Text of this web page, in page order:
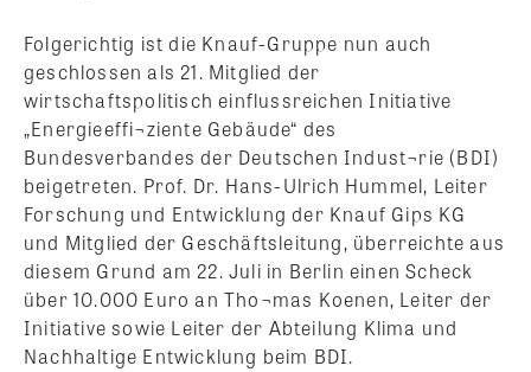
Folgerichtig ist die Knauf-Gruppe nun auch
geschlossen als 21. Mitglied der
wirtschaftspolitisch einflussreichen Initiative
„Energieeffi¬ziente Gebäude“ des
Bundesverbandes der Deutschen Indust¬rie (BDI)
beigetreten. Prof. Dr. Hans-Ulrich Hummel, Leiter
Forschung und Entwicklung der Knauf Gips KG
und Mitglied der Geschäftsleitung, überreichte aus
diesem Grund am 22. Juli in Berlin einen Scheck
über 10.000 Euro an Tho¬mas Koenen, Leiter der
Initiative sowie Leiter der Abteilung Klima und
Nachhaltige Entwicklung beim BDI.